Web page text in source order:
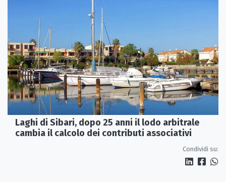
Laghi di Sibari, dopo 25 anni il lodo arbitrale
cambia il calcolo dei contributi associativi
Condividi su: